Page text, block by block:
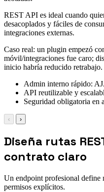
REST API es ideal cuando
desacoplados y fáciles de
integraciones externas.
Caso real: un plugin empezó
móvil/integraciones fue caro;
inicio habría reducido retrabajo.
Admin interno rápido:
API reutilizable y
Seguridad obligatoria en
‹ ›
Diseña rutas
contrato claro
Un endpoint profesional
permisos explícitos.